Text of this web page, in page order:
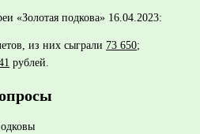
«Золотая подкова» 16.04.2023:
из них сыграли 73 650;
рублей.